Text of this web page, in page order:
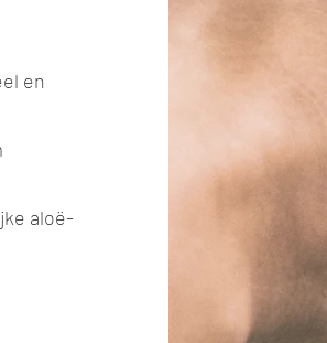
en
aloë-